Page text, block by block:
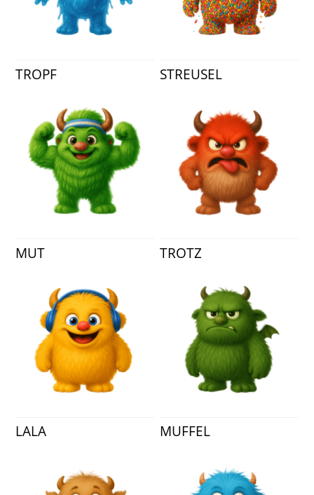
TROPF STREUSEL
MUT TROTZ
LALA MUFFEL